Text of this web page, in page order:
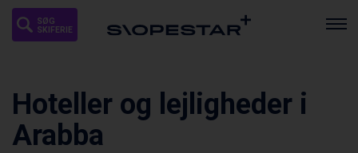
SØG
SKIFERIE
Hoteller og lejligheder i
Arabba